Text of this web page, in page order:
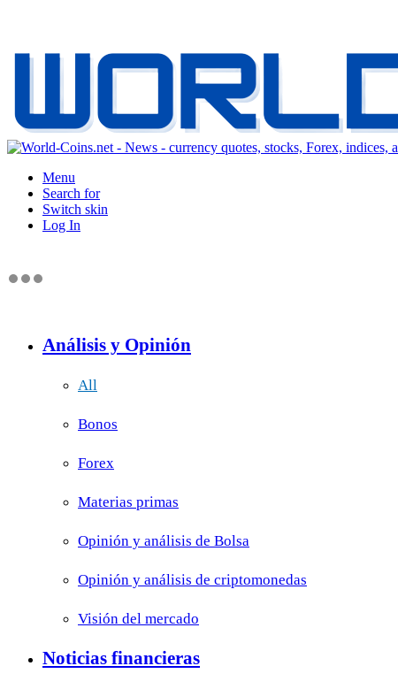
Menu
Search for
Switch skin
Log In
Análisis y Opinión
All
Bonos
Forex
Materias primas
Opinión y análisis de Bolsa
Opinión y análisis de criptomonedas
Visión del mercado
Noticias financieras